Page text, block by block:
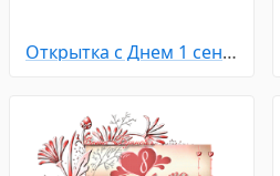
Открытка с Днем 1 сентября